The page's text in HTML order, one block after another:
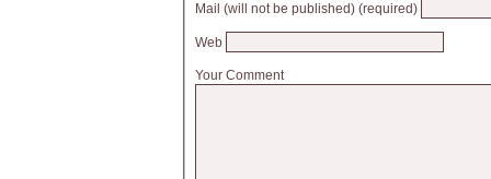
Mail (will not be published) (required)
Web
Your Comment